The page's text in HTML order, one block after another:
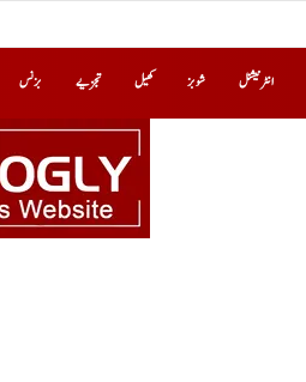
انٹرنیشنل شوبز کھیل تجزیے بزنس